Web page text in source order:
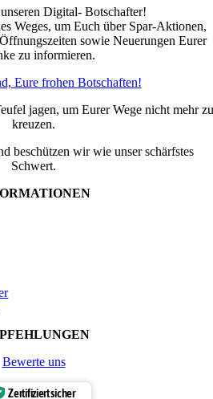
Digital- Botschafter!
Weges, um Euch über Spar-Aktionen,
sowie Neuerungen Eurer
zu informieren.
Eure frohen Botschaften!
jagen, um Eurer Wege nicht mehr zu
kreuzen.
beschützen wir wie unser schärfstes
Schwert.
Bewerte uns
Zertifiziert sicher